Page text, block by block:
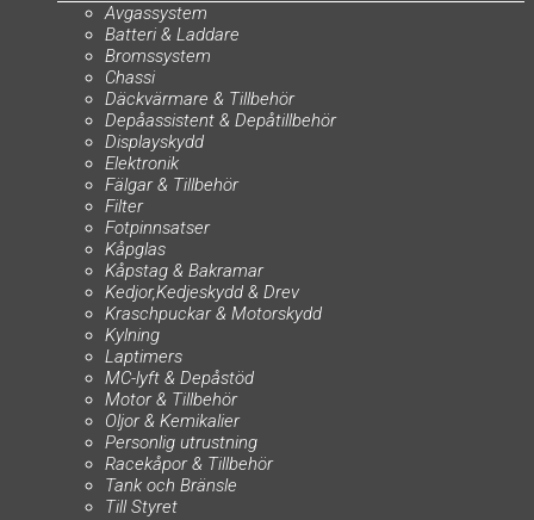
Avgassystem
Batteri & Laddare
Bromssystem
Chassi
Däckvärmare & Tillbehör
Depåassistent & Depåtillbehör
Displayskydd
Elektronik
Fälgar & Tillbehör
Filter
Fotpinnsatser
Kåpglas
Kåpstag & Bakramar
Kedjor,Kedjeskydd & Drev
Kraschpuckar & Motorskydd
Kylning
Laptimers
MC-lyft & Depåstöd
Motor & Tillbehör
Oljor & Kemikalier
Personlig utrustning
Racekåpor & Tillbehör
Tank och Bränsle
Till Styret